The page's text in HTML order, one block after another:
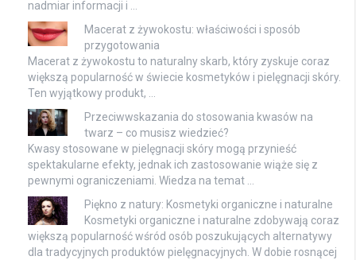
nadmiar informacji i …
Macerat z żywokostu: właściwości i sposób
przygotowania
Macerat z żywokostu to naturalny skarb, który zyskuje coraz
większą popularność w świecie kosmetyków i pielęgnacji skóry.
Ten wyjątkowy produkt, …
Przeciwwskazania do stosowania kwasów na
twarz – co musisz wiedzieć?
Kwasy stosowane w pielęgnacji skóry mogą przynieść
spektakularne efekty, jednak ich zastosowanie wiąże się z
pewnymi ograniczeniami. Wiedza na temat …
Piękno z natury: Kosmetyki organiczne i naturalne
Kosmetyki organiczne i naturalne zdobywają coraz
większą popularność wśród osób poszukujących alternatywy
dla tradycyjnych produktów pielęgnacyjnych. W dobie rosnącej